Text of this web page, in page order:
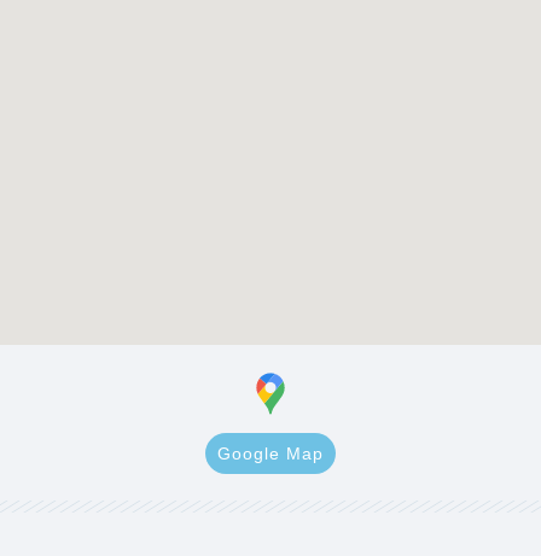
Google Map